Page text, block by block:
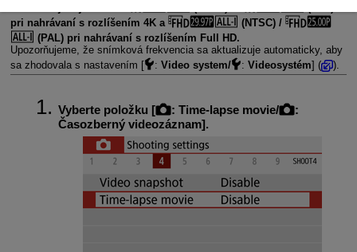
pri nahrávaní s rozlíšením 4K a
(NTSC) /
(PAL) pri nahrávaní s rozlíšením Full HD.
Upozorňujeme, že snímková frekvencia sa aktualizuje automaticky, aby
sa zhodovala s nastavením [
: Video system/ : Videosystém] ( ).
Vyberte položku [ : Time-lapse movie/
:
Časozberný videozáznam].